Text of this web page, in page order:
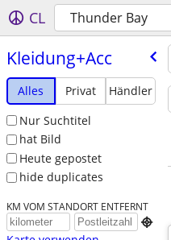
CL Thunder Bay
Kleidung+Acc
Alles Privat
Händler
Nur Suchtitel
hat Bild
Heute gepostet
hide duplicates
KM VOM STANDORT ENTFERNT
